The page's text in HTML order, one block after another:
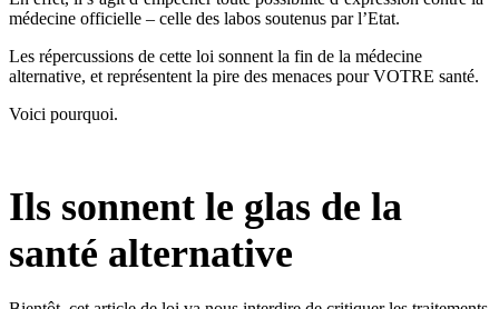
médecine officielle – celle des labos soutenus par l’Etat.
Les répercussions de cette loi sonnent la fin de la médecine
alternative, et représentent la pire des menaces pour VOTRE santé.
Voici pourquoi.
Ils sonnent le glas de la
santé alternative